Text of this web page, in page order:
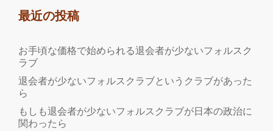
ニ
研
最近の投稿
お手頃な価格で始められる退会者が少ないフォルスク
ラブ
退会者が少ないフォルスクラブというクラブがあった
ら
もしも退会者が少ないフォルスクラブが日本の政治に
関わったら